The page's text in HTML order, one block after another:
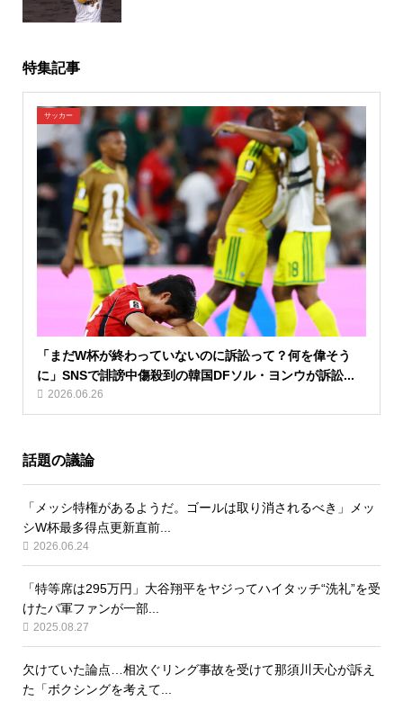
特集記事
サッカー
「まだW杯が終わっていないのに訴訟って？何を偉そう
に」SNSで誹謗中傷殺到の韓国DFソル・ヨンウが訴訟...
2026.06.26
話題の議論
「メッシ特権があるようだ。ゴールは取り消されるべき」メッ
シW杯最多得点更新直前...
2026.06.24
「特等席は295万円」大谷翔平をヤジってハイタッチ“洗礼”を受
けたパ軍ファンが一部...
2025.08.27
欠けていた論点…相次ぐリング事故を受けて那須川天心が訴え
た「ボクシングを考えて...